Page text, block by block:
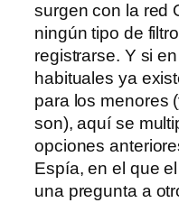
surgen con la red
ningún tipo de
registrarse. Y si
habituales ya
para los menores
son), aquí se
opciones
Espía, en el que
una pregunta a